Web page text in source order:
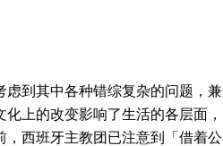
虑到其中各种错综复杂的问题，兼
上的改变影响了生活的各层面，
，西班牙主教团已注意到「借着公